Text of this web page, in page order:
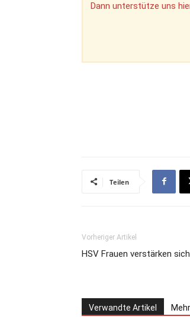
Dann unterstütze uns
Teilen
Vorheriger Artikel
HSV Frauen verstärken
Verwandte Artikel